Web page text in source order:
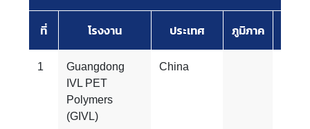
ที่ โรงงาน ประเทศ ภูมิภาค
1
Guangdong
IVL PET
Polymers
(GIVL)
China